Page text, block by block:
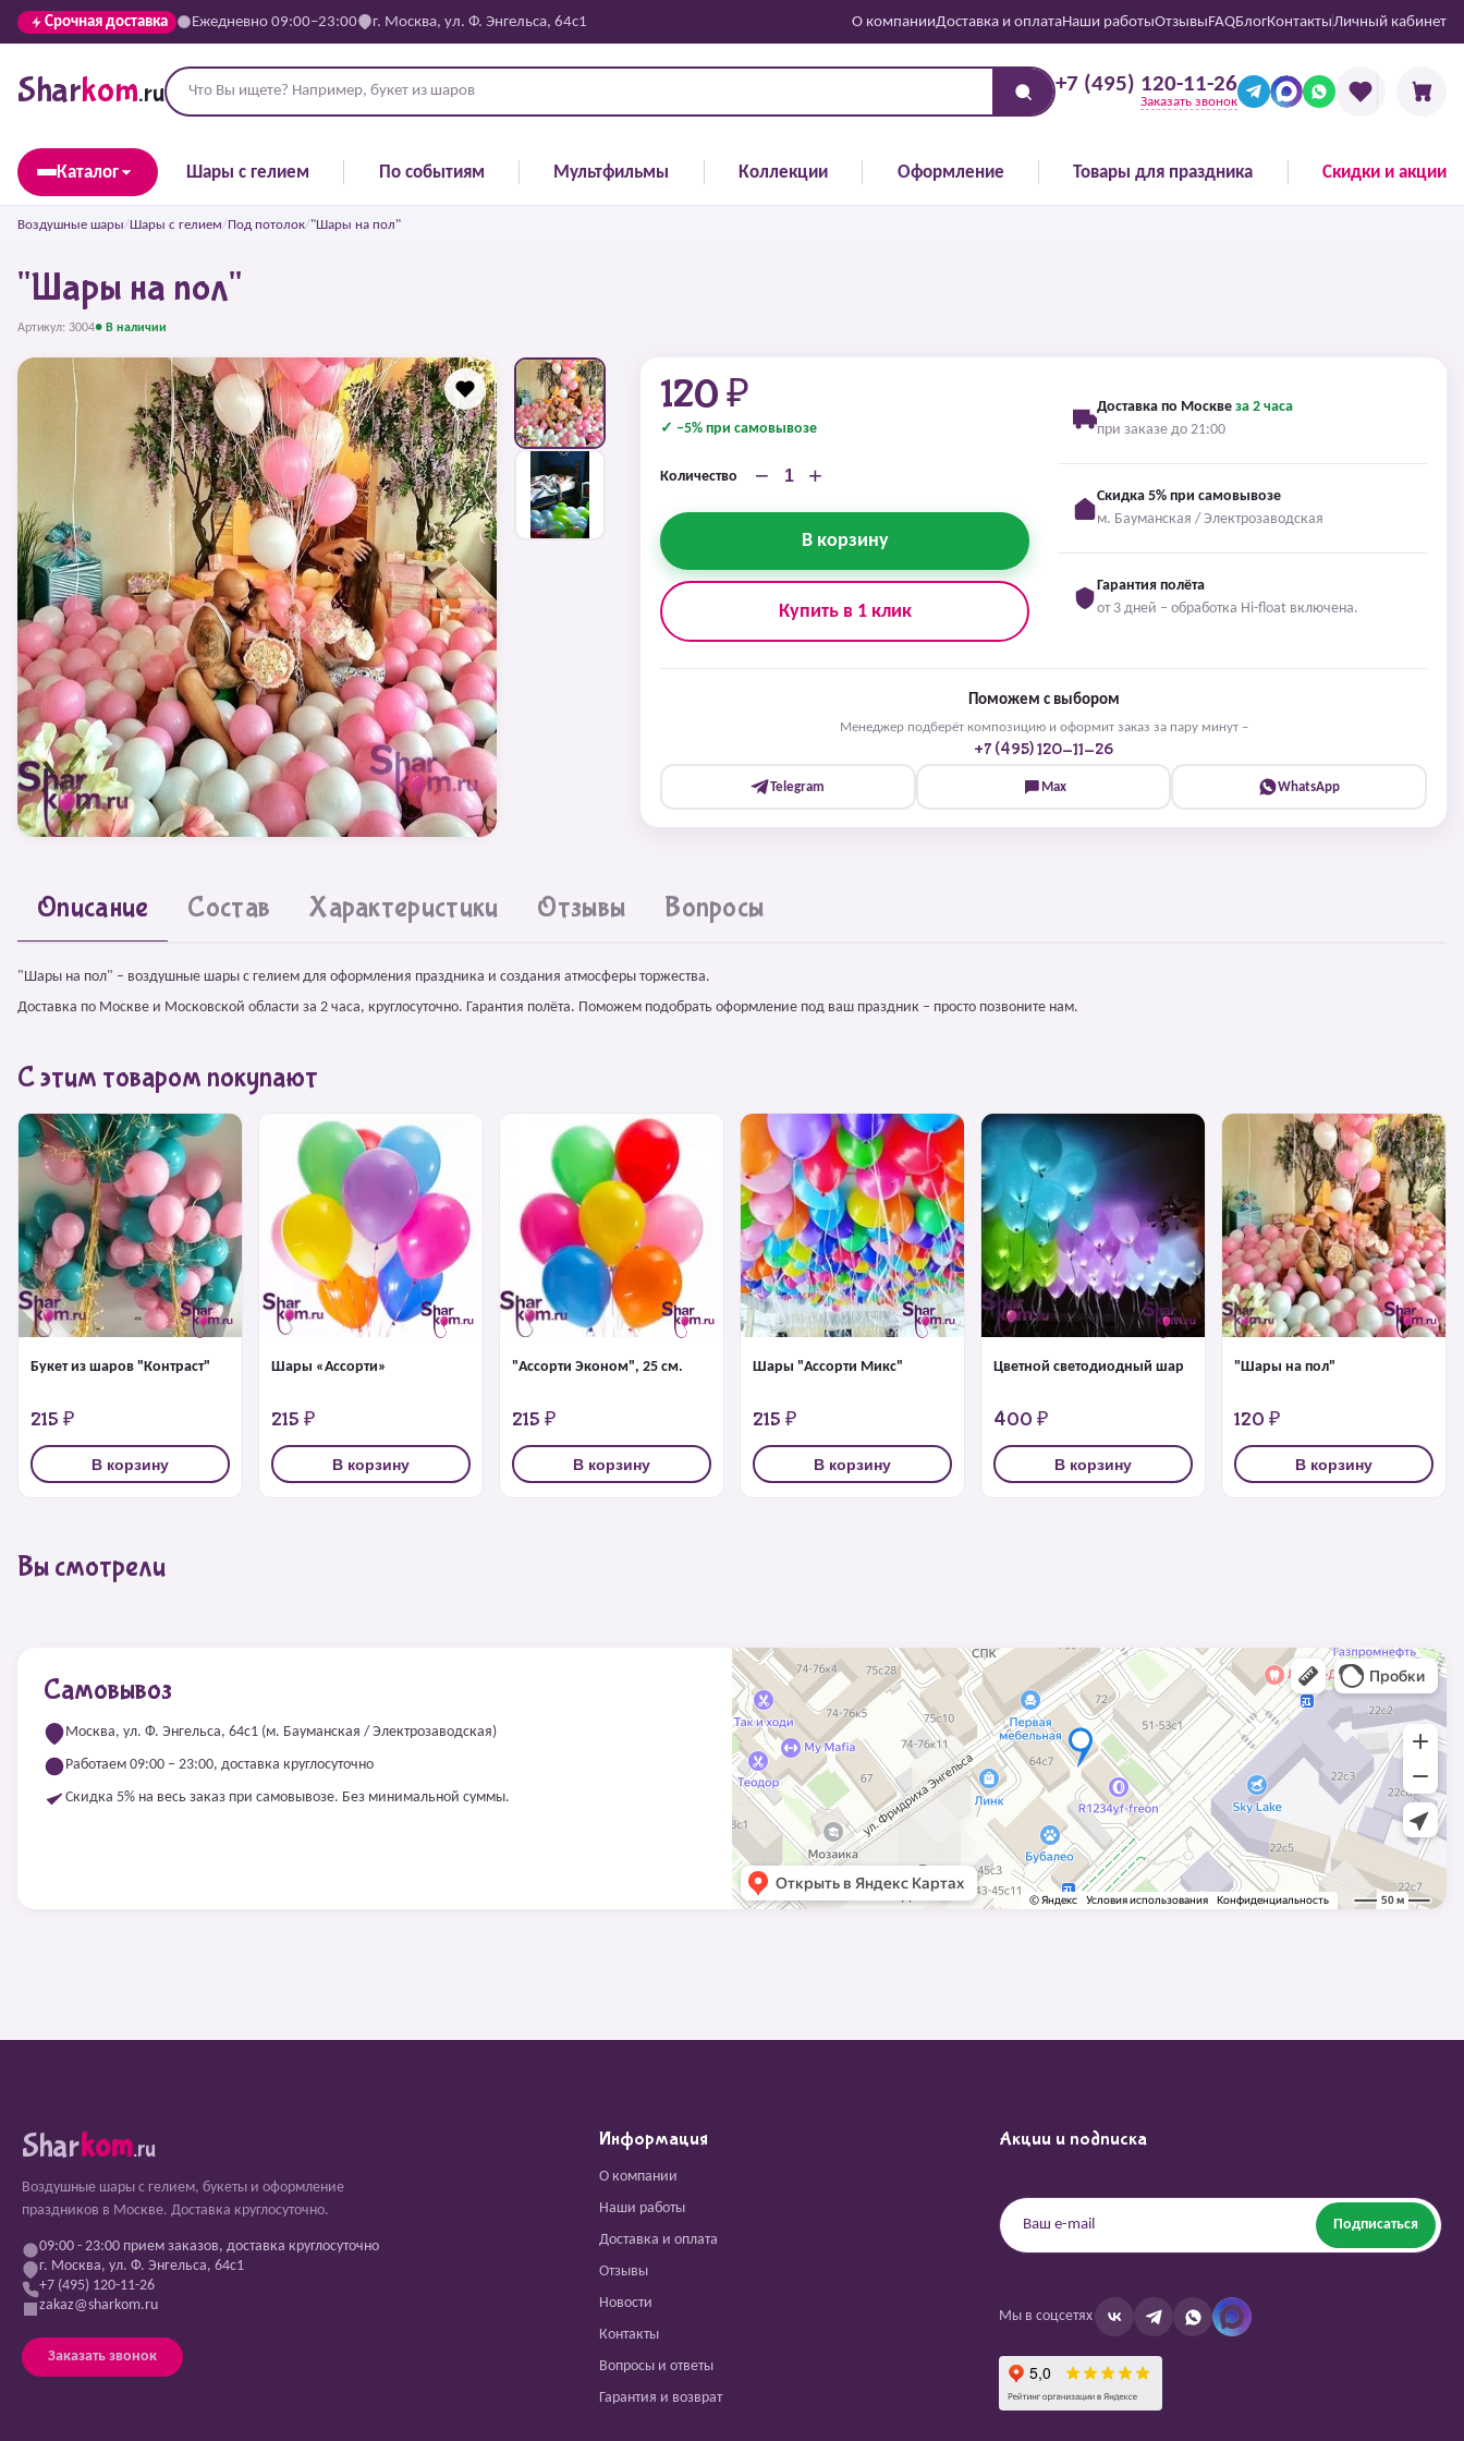
Срочная доставка Ежедневно 09:00–23:00 г. Москва, ул. Ф. Энгельса, 64с1 О компанииДоставка и оплатаНаши работыОтзывыFAQБлогКонтактыЛичный кабинет
Sharkom.ru +7 (495) 120-11-26
Заказать звонок
Каталог Шары с гелием По событиям Мультфильмы Коллекции Оформление Товары для праздника Скидки и акции
Воздушные шары/Шары с гелием/Под потолок/"Шары на пол"
"Шары на пол"
Артикул: 3004● В наличии
120 ₽
✓ −5% при самовывозе
Количество − +
В корзину
Купить в 1 клик
Доставка по Москве за 2 часа
при заказе до 21:00
Скидка 5% при самовывозе
м. Бауманская / Электрозаводская
Гарантия полёта
от 3 дней – обработка Hi-float включена.
Поможем с выбором
Менеджер подберёт композицию и оформит заказ за пару минут –
+7 (495) 120-11-26
Telegram Max WhatsApp
Описание Состав Характеристики Отзывы Вопросы
"Шары на пол" – воздушные шары с гелием для оформления праздника и создания атмосферы торжества.
Доставка по Москве и Московской области за 2 часа, круглосуточно. Гарантия полёта. Поможем подобрать оформление под ваш праздник – просто позвоните нам.
С этим товаром покупают
Букет из шаров "Контраст"
215 ₽
В корзину
Шары «Ассорти»
215 ₽
В корзину
"Ассорти Эконом", 25 см.
215 ₽
В корзину
Шары "Ассорти Микс"
215 ₽
В корзину
Цветной светодиодный шар
400 ₽
В корзину
"Шары на пол"
120 ₽
В корзину
Вы смотрели
Самовывоз
Москва, ул. Ф. Энгельса, 64с1 (м. Бауманская / Электрозаводская)
Работаем 09:00 – 23:00, доставка круглосуточно
Скидка 5% на весь заказ при самовывозе. Без минимальной суммы.
Sharkom.ru
Воздушные шары с гелием, букеты и оформление
праздников в Москве. Доставка круглосуточно.
09:00 - 23:00 прием заказов, доставка круглосуточно
г. Москва, ул. Ф. Энгельса, 64с1
+7 (495) 120-11-26
zakaz@sharkom.ru
Заказать звонок
Информация
О компании
Наши работы
Доставка и оплата
Отзывы
Новости
Контакты
Вопросы и ответы
Гарантия и возврат
Акции и подписка
Подписаться
Мы в соцсетях